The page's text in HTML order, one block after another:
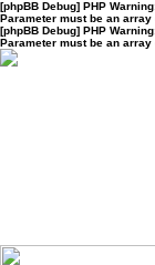
[phpBB Debug] PHP Warning
Parameter must be an
[phpBB Debug] PHP Warning
Parameter must be an